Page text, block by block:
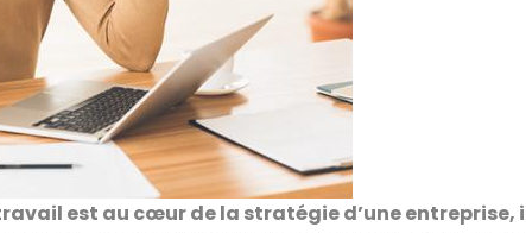
est au cœur de la stratégie d’une